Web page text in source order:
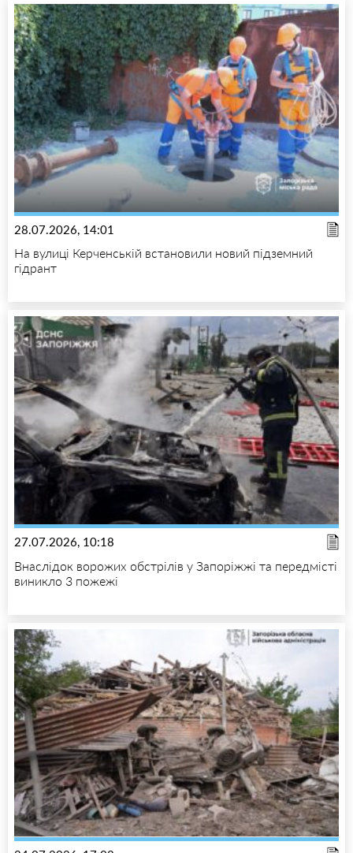
28.07.2026, 14:01
На вулиці Керченській встановили новий підземний
гідрант
27.07.2026, 10:18
Внаслідок ворожих обстрілів у Запоріжжі та передмісті
виникло 3 пожежі